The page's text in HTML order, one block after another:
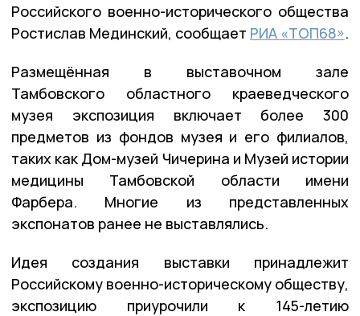
Российского военно-исторического общества
Ростислав Мединский, сообщает РИА «ТОП68».
Размещённая в выставочном зале
Тамбовского областного краеведческого
музея экспозиция включает более 300
предметов из фондов музея и его филиалов,
таких как Дом-музей Чичерина и Музей истории
медицины Тамбовской области имени
Фарбера. Многие из представленных
экспонатов ранее не выставлялись.
Идея создания выставки принадлежит
Российскому военно-историческому обществу,
экспозицию приурочили к 145-летию